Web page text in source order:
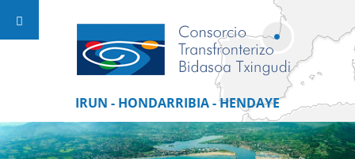
IRUN - HONDARRIBIA - HENDAYE